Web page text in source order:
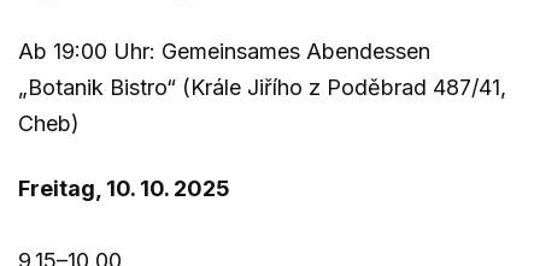
Ab 19:00 Uhr: Gemeinsames Abendessen
„Botanik Bistro“ (Krále Jiřího z Poděbrad 487/41,
Cheb)
Freitag, 10. 10. 2025
9.15–10.00